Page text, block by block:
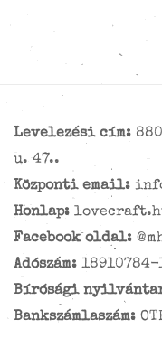
Levelezési cím:
u. 47..
Központi email:
Honlap:
Facebook oldal:
Adószám: 18910784-
Bírósági
Bankszámlaszám: